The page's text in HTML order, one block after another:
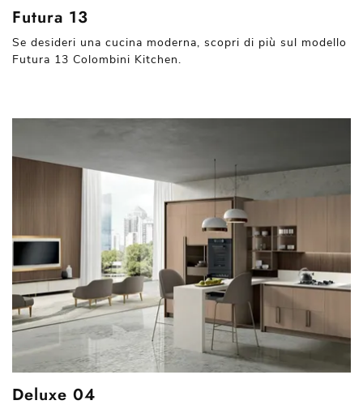
Futura 13
Se desideri una cucina moderna, scopri di più sul modello
Futura 13 Colombini Kitchen.
Deluxe 04